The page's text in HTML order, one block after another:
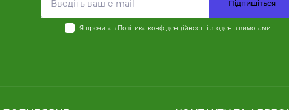
Підпишіться
Я прочитав Політика конфіденційності і згоден з вимогами